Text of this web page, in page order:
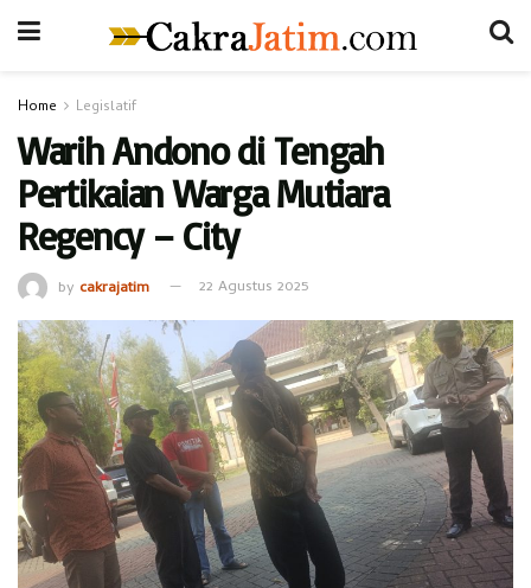
Home Legislatif
Warih Andono di Tengah
Pertikaian Warga Mutiara
Regency – City
by cakrajatim 22 Agustus 2025